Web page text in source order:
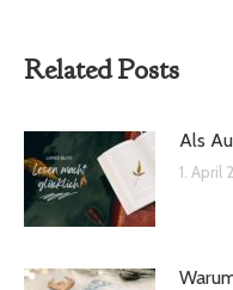
Related Posts
Als
1. April